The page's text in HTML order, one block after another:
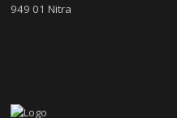
949 01 Nitra